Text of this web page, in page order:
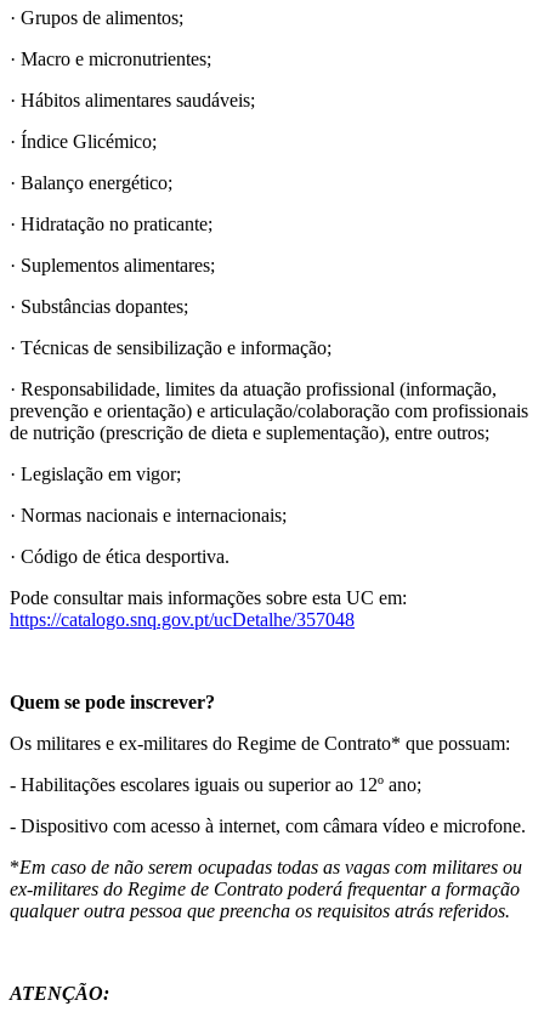
· Grupos de alimentos;
· Macro e micronutrientes;
· Hábitos alimentares saudáveis;
· Índice Glicémico;
· Balanço energético;
· Hidratação no praticante;
· Suplementos alimentares;
· Substâncias dopantes;
· Técnicas de sensibilização e informação;
· Responsabilidade, limites da atuação profissional (informação,
prevenção e orientação) e articulação/colaboração com profissionais
de nutrição (prescrição de dieta e suplementação), entre outros;
· Legislação em vigor;
· Normas nacionais e internacionais;
· Código de ética desportiva.
Pode consultar mais informações sobre esta UC em:
https://catalogo.snq.gov.pt/ucDetalhe/357048
Quem se pode inscrever?
Os militares e ex-militares do Regime de Contrato* que possuam:
- Habilitações escolares iguais ou superior ao 12º ano;
- Dispositivo com acesso à internet, com câmara vídeo e microfone.
*Em caso de não serem ocupadas todas as vagas com militares ou
ex-militares do Regime de Contrato poderá frequentar a formação
qualquer outra pessoa que preencha os requisitos atrás referidos.
ATENÇÃO: